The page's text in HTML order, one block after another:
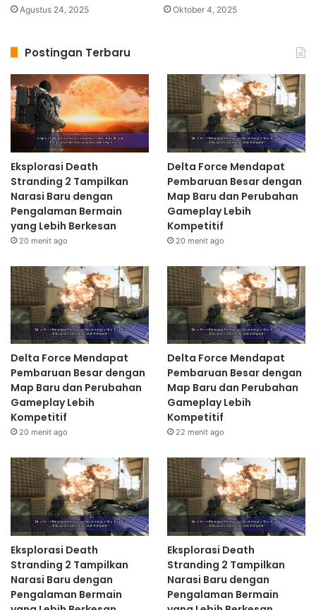
Agustus 24, 2025 Oktober 4, 2025
Postingan Terbaru
Eksplorasi Death
Stranding 2 Tampilkan
Narasi Baru dengan
Pengalaman Bermain
yang Lebih Berkesan
20 menit ago
Delta Force Mendapat
Pembaruan Besar dengan
Map Baru dan Perubahan
Gameplay Lebih
Kompetitif
20 menit ago
Delta Force Mendapat
Pembaruan Besar dengan
Map Baru dan Perubahan
Gameplay Lebih
Kompetitif
20 menit ago
Delta Force Mendapat
Pembaruan Besar dengan
Map Baru dan Perubahan
Gameplay Lebih
Kompetitif
22 menit ago
Eksplorasi Death
Stranding 2 Tampilkan
Narasi Baru dengan
Pengalaman Bermain
Eksplorasi Death
Stranding 2 Tampilkan
Narasi Baru dengan
Pengalaman Bermain